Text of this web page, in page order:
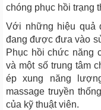
chóng phục hồi trạng
Với những hiệu quả
đang được đưa vào
Phục hồi chức năng
và một số trung tâm
ép xung năng
massage truyền
của kỹ thuật viên.